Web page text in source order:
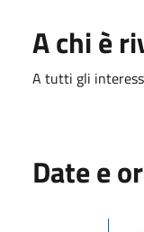
A chi è
A tutti gli
Date e